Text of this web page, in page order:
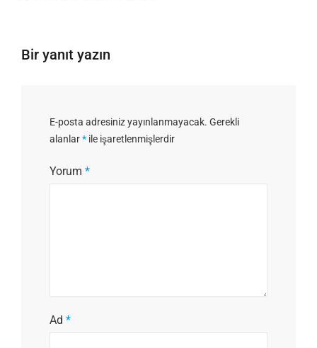
Bir yanıt yazın
E-posta adresiniz yayınlanmayacak. Gerekli
alanlar* ile işaretlenmişlerdir
Yorum *
Ad *